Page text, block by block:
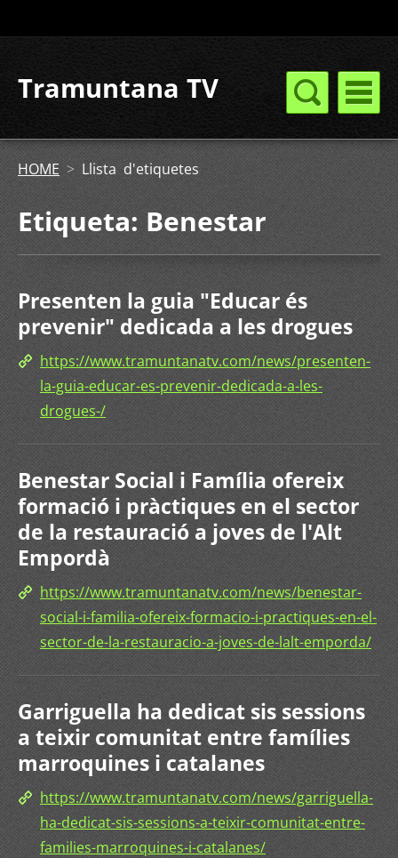
Tramuntana TV
HOME > Llista d'etiquetes
Etiqueta: Benestar
Presenten la guia "Educar és
prevenir" dedicada a les drogues
https://www.tramuntanatv.com/news/presenten-
la-guia-educar-es-prevenir-dedicada-a-les-
drogues-/
Benestar Social i Família ofereix
formació i pràctiques en el sector
de la restauració a joves de l'Alt
Empordà
https://www.tramuntanatv.com/news/benestar-
social-i-familia-ofereix-formacio-i-practiques-en-el-
sector-de-la-restauracio-a-joves-de-lalt-emporda/
Garriguella ha dedicat sis sessions
a teixir comunitat entre famílies
marroquines i catalanes
https://www.tramuntanatv.com/news/garriguella-
ha-dedicat-sis-sessions-a-teixir-comunitat-entre-
families-marroquines-i-catalanes/